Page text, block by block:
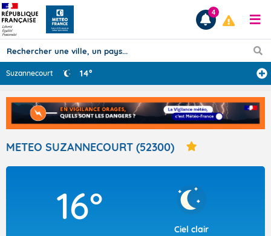
Prévisions
TOUS LES RÉSULTATS
Articles
4
Suzannecourt 14°
METEO SUZANNECOURT (52300)
16°
Ciel clair